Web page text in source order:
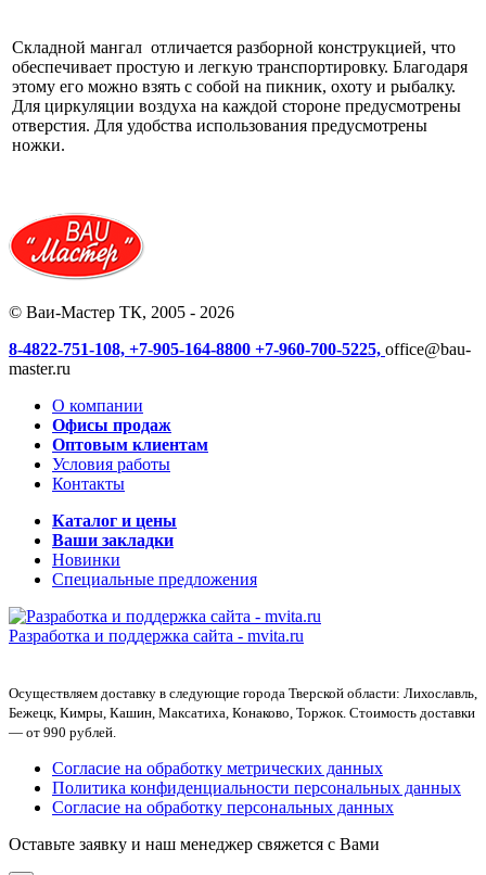
Складной мангал отличается разборной конструкцией, что
обеспечивает простую и легкую транспортировку. Благодаря
этому его можно взять с собой на пикник, охоту и рыбалку.
Для циркуляции воздуха на каждой стороне предусмотрены
отверстия. Для удобства использования предусмотрены
ножки.
© Ваи-Мастер ТК, 2005 - 2026
8-4822-751-108, +7-905-164-8800 +7-960-700-5225, office@bau-
master.ru
О компании
Офисы продаж
Оптовым клиентам
Условия работы
Контакты
Каталог и цены
Ваши закладки
Новинки
Специальные предложения
Разработка и поддержка сайта - mvita.ru
Осуществляем доставку в следующие города Тверской области: Лихославль,
Бежецк, Кимры, Кашин, Максатиха, Конаково, Торжок. Стоимость доставки
— от 990 рублей.
Согласие на обработку метрических данных
Политика конфиденциальности персональных данных
Согласие на обработку персональных данных
Оставьте заявку и наш менеджер свяжется с Вами